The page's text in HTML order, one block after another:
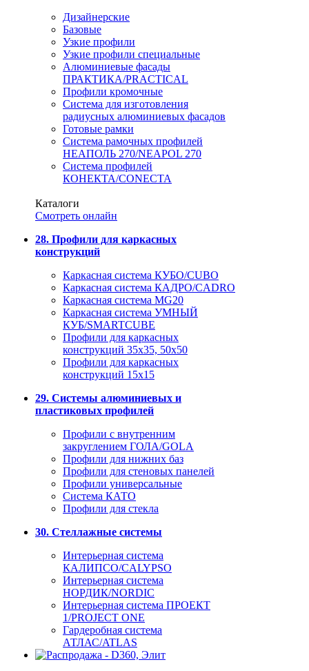
Дизайнерские
Базовые
Узкие профили
Узкие профили специальные
Алюминиевые фасады
ПРАКТИКА/PRACTICAL
Профили кромочные
Система для изготовления
радиусных алюминиевых фасадов
Готовые рамки
Система рамочных профилей
НЕАПОЛЬ 270/NEAPOL 270
Система профилей
КОНЕКТА/CONECTA
Каталоги
Смотреть онлайн
28. Профили для каркасных
конструкций
Каркасная система КУБО/CUBO
Каркасная система КАДРО/CADRO
Каркасная система MG20
Каркасная система УМНЫЙ
КУБ/SMARTCUBE
Профили для каркасных
конструкций 35x35, 50x50
Профили для каркасных
конструкций 15х15
29. Системы алюминиевых и
пластиковых профилей
Профили с внутренним
закруглением ГОЛА/GOLA
Профили для нижних баз
Профили для стеновых панелей
Профили универсальные
Система КАТО
Профили для стекла
30. Стеллажные системы
Интерьерная система
КАЛИПСО/CALYPSO
Интерьерная система
НОРДИК/NORDIC
Интерьерная система ПРОЕКТ
1/PROJECT ONE
Гардеробная система
АТЛАС/ATLAS